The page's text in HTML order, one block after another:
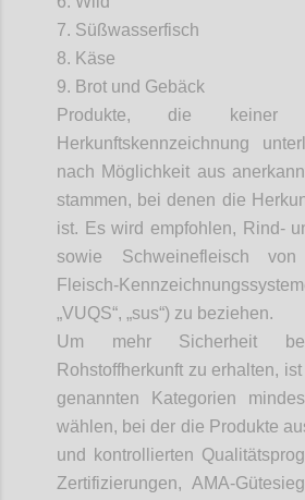
7. Süßwasserfisch
8. Käse
9. Brot und Gebäck
Produkte, die keiner
Herkunftskennzeichnung
nach Möglichkeit aus
stammen, bei denen die
ist. Es wird empfohlen, Rind-
sowie Schweinefleisch von
Fleisch-
„VUQS“, „sus“) zu beziehen.
Um mehr Sicherheit
Rohstoffherkunft zu erhalten,
genannten Kategorien
wählen, bei der die Produkte
und kontrollierten
Zertifizierungen, AMA-